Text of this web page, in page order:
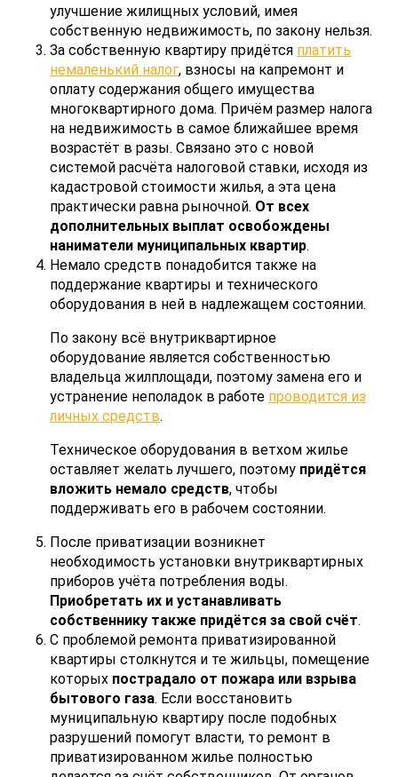
улучшение жилищных условий, имея
собственную недвижимость, по закону нельзя.
За собственную квартиру придётся платить
немаленький налог, взносы на капремонт и
оплату содержания общего имущества
многоквартирного дома. Причём размер налога
на недвижимость в самое ближайшее время
возрастёт в разы. Связано это с новой
системой расчёта налоговой ставки, исходя из
кадастровой стоимости жилья, а эта цена
практически равна рыночной. От всех
дополнительных выплат освобождены
наниматели муниципальных квартир.
Немало средств понадобится также на
поддержание квартиры и технического
оборудования в ней в надлежащем состоянии.
По закону всё внутриквартирное
оборудование является собственностью
владельца жилплощади, поэтому замена его и
устранение неполадок в работе проводится из
личных средств.
Техническое оборудования в ветхом жилье
оставляет желать лучшего, поэтому придётся
вложить немало средств, чтобы
поддерживать его в рабочем состоянии.
После приватизации возникнет
необходимость установки внутриквартирных
приборов учёта потребления воды.
Приобретать их и устанавливать
собственнику также придётся за свой счёт.
С проблемой ремонта приватизированной
квартиры столкнутся и те жильцы, помещение
которых пострадало от пожара или взрыва
бытового газа. Если восстановить
муниципальную квартиру после подобных
разрушений помогут власти, то ремонт в
приватизированном жилье полностью